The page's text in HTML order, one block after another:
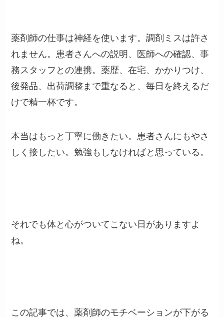
薬剤師の仕事は神経を使います。調剤ミスは許さ
れません。患者さんへの説明、医師への確認、事
務スタッフとの連携。薬歴、在宅、かかりつけ、
後発品、出荷調整まで重なると、毎日を終えるだ
けで精一杯です。
本当はもっと丁寧に働きたい。患者さんにもやさ
しく接したい。勉強もしなければと思っている。
それでも体と心がついてこない日がありますよ
ね。
この記事では、薬剤師のモチベーションが下がる